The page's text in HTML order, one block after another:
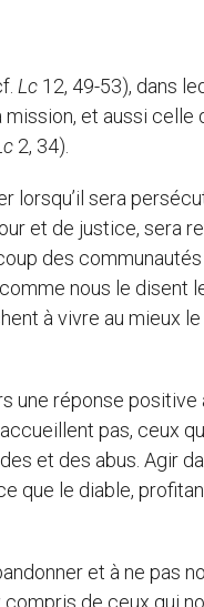
Lc 12, 49-53), dans
et aussi celle
2, 34).
lorsqu’il sera
et de justice, sera
des
nous le disent
à vivre au mieux
une réponse positive
pas, ceux
et des abus. Agir
que le diable,
et à ne pas
de ceux qui